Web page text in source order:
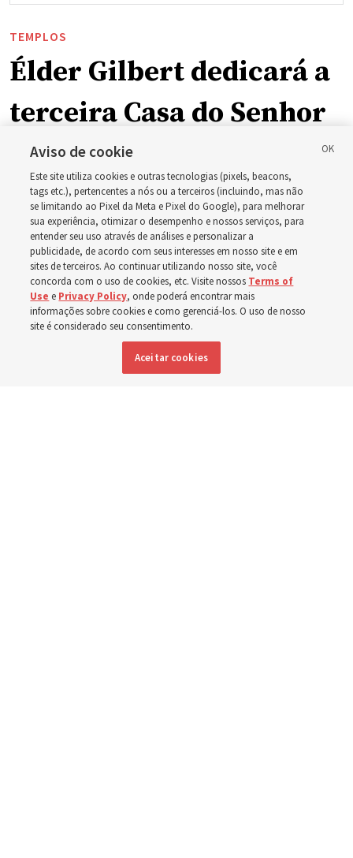
TEMPLOS
Élder Gilbert dedicará a
terceira Casa do Senhor
em Wyoming
A dedicação do Templo Cody Wyoming em outubro será
a primeira realizada por Élder Clark G. Gilbert
7 agosto 2026, 2:40 p.m. MDT Compartilhar
DISPONÍVEL EM: Inglês | Espanhol
Aviso de cookie
Este site utiliza cookies e outras tecnologias (pixels, beacons,
tags etc.), pertencentes a nós ou a terceiros (incluindo, mas não
se limitando ao Pixel da Meta e Pixel do Google), para melhorar
sua experiência, otimizar o desempenho e nossos serviços, para
entender seu uso através de análises e personalizar a
publicidade, de acordo com seus interesses em nosso site e em
sites de terceiros. Ao continuar utilizando nosso site, você
concorda com o uso de cookies, etc. Visite nossos Terms of
Use e Privacy Policy, onde poderá encontrar mais
informações sobre cookies e como gerenciá-los. O uso de nosso
site é considerado seu consentimento.
Aceitar cookies